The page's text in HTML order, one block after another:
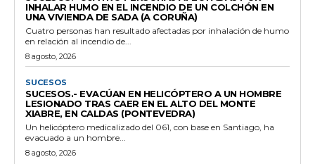
INHALAR HUMO EN EL INCENDIO DE UN COLCHÓN EN
UNA VIVIENDA DE SADA (A CORUÑA)
Cuatro personas han resultado afectadas por inhalación de humo
en relación al incendio de...
8 agosto, 2026
SUCESOS
SUCESOS.- EVACÚAN EN HELICÓPTERO A UN HOMBRE
LESIONADO TRAS CAER EN EL ALTO DEL MONTE
XIABRE, EN CALDAS (PONTEVEDRA)
Un helicóptero medicalizado del 061, con base en Santiago, ha
evacuado a un hombre...
8 agosto, 2026